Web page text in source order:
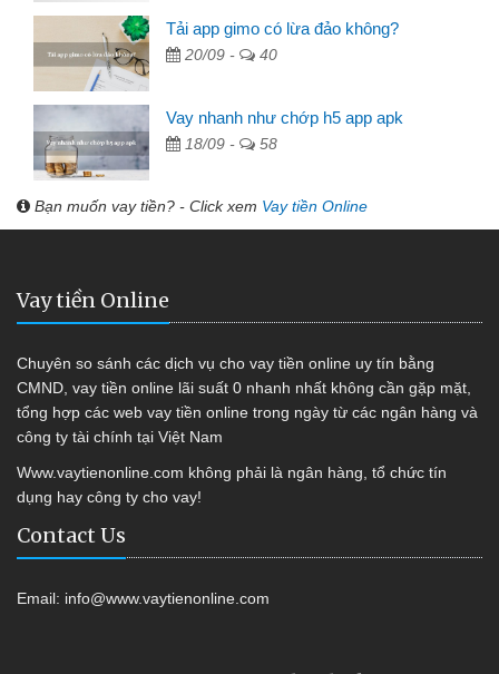
Tải app gimo có lừa đảo không?
20/09 - 40
Vay nhanh như chớp h5 app apk
18/09 - 58
Bạn muốn vay tiền? - Click xem Vay tiền Online
Vay tiền Online
Chuyên so sánh các dịch vụ cho vay tiền online uy tín bằng
CMND, vay tiền online lãi suất 0 nhanh nhất không cần gặp mặt,
tổng hợp các web vay tiền online trong ngày từ các ngân hàng và
công ty tài chính tại Việt Nam
Www.vaytienonline.com không phải là ngân hàng, tổ chức tín
dụng hay công ty cho vay!
Contact Us
Email: info@www.vaytienonline.com